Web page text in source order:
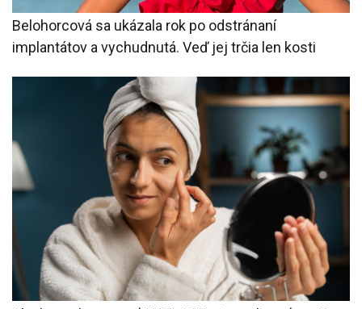
Belohorcová sa ukázala rok po odstránaní
implantátov a vychudnutá. Veď jej trčia len kosti